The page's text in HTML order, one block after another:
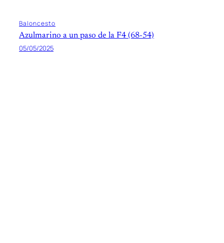
Baloncesto
Azulmarino a un paso de la F4 (68-54)
05/05/2025